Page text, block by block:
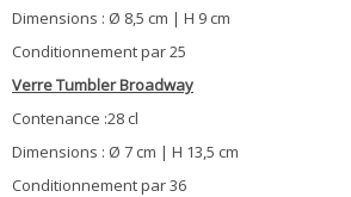
Dimensions : Ø 8,5 cm | H 9 cm
Conditionnement par 25
Verre Tumbler Broadway
Contenance :28 cl
Dimensions : Ø 7 cm | H 13,5 cm
Conditionnement par 36